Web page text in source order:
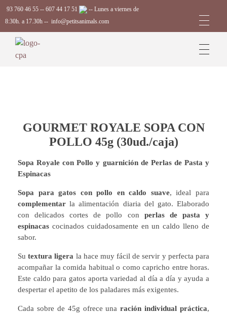
93 760 46 55 -- 607 44 17 51
-- Lunes a viernes de
8:30h. a 17.30h -- info@petitsanimals.com
GOURMET ROYALE SOPA CON
POLLO 45g (30ud./caja)
Sopa Royale con Pollo y guarnición de Perlas de Pasta y
Espinacas
Sopa para gatos con pollo en caldo suave, ideal para
complementar la alimentación diaria del gato. Elaborado
con delicados cortes de pollo con perlas de pasta y
espinacas cocinados cuidadosamente en un caldo lleno de
sabor.
Sutextura ligera la hace muy fácil de servir y perfecta para
acompañar la comida habitual o como capricho entre horas.
Este caldo para gatos aporta variedad al día a día y ayuda a
despertar el apetito de los paladares más exigentes.
Cada sobre de 45g ofrece unaración individual práctica,